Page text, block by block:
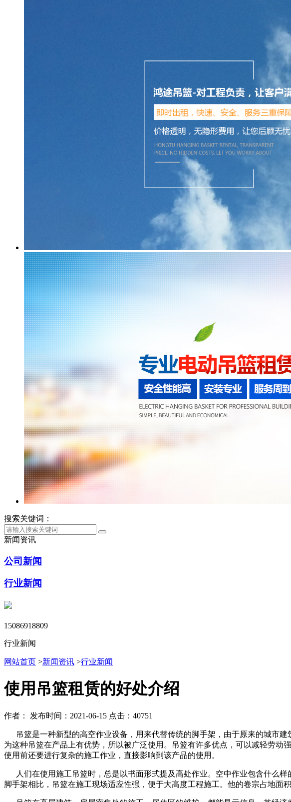
搜索关键词：
新闻资讯
公司新闻
行业新闻
15086918809
行业新闻
网站首页 >新闻资讯 >行业新闻
使用吊篮租赁的好处介绍
作者： 发布时间：2021-06-15 点击：40751
吊篮是一种新型的高空作业设备，用来代替传统的脚手架，由于原来的城市建
为这种吊篮在产品上有优势，所以被广泛使用。吊篮有许多优点，可以减轻劳
使用前还要进行复杂的施工作业，直接影响到该产品的使用。
人们在使用施工吊篮时，总是以书面形式提及高处作业。空中作业包含什么样
脚手架相比，吊篮在施工现场适应性强，便于大高度工程施工。他的卷宗占地面